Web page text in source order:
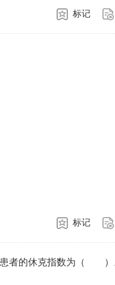
标记
标记
该患者的休克指数为（